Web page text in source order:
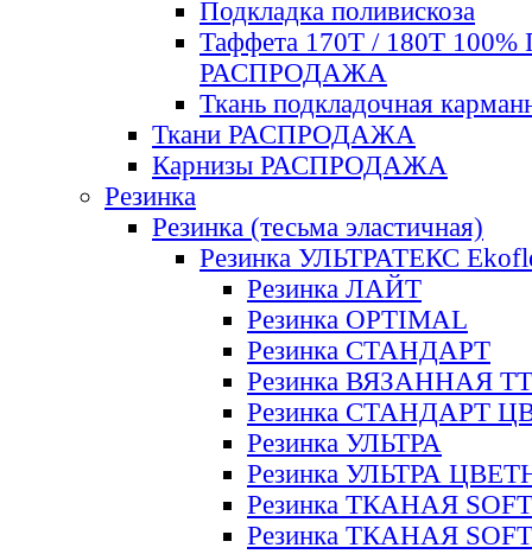
Подкладка поливискоза
Таффета 170Т / 180Т 100%
РАСПРОДАЖА
Ткань подкладочная
Ткани РАСПРОДАЖА
Карнизы РАСПРОДАЖА
Резинка
Резинка (тесьма эластичная)
Резинка УЛЬТРАТЕКС
Резинка ЛАЙТ
Резинка OPTIMAL
Резинка СТАНДАРТ
Резинка ВЯЗАННАЯ ТТ
Резинка СТАНДАРТ
Резинка УЛЬТРА
Резинка УЛЬТРА
Резинка ТКАНАЯ SOFT
Резинка ТКАНАЯ